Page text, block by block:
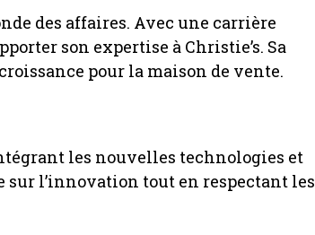
des affaires. Avec une carrière
son expertise à Christie’s. Sa
pour la maison de vente.
les nouvelles technologies et
sur l’innovation tout en respectant les